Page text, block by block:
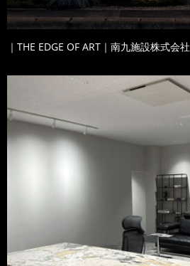
｜THE EDGE OF ART｜南九施設株式会社